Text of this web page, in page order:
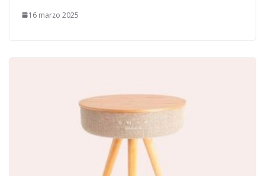
16 marzo 2025